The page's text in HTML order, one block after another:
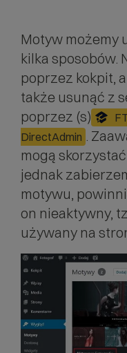
Motyw możemy
kilka sposobów.
poprzez kokpit,
także usunąć z
poprzez (s)
DirectAdmin
.
mogą
jednak
motywu,
on nieaktywny,
używany na